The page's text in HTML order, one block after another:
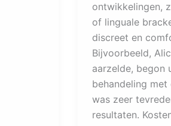
ontwikkelingen,
of linguale
discreet en
Bijvoorbeeld,
aarzelde, begon
behandeling
was zeer
resultaten.